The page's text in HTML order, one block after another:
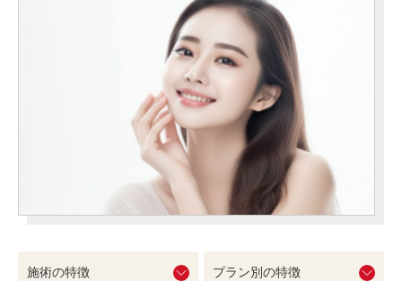
症例写真 料金表
施術の特徴 プラン別の特徴